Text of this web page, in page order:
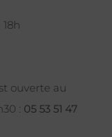
ouverte au
: 05 53 51 47